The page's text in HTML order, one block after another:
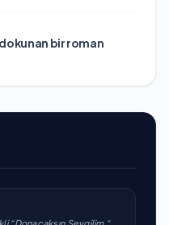
bir roman
“Donacaksın Sevgilim “